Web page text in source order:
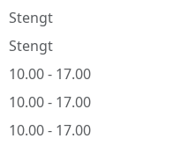
Stengt
Stengt
10.00 - 17.00
10.00 - 17.00
10.00 - 17.00